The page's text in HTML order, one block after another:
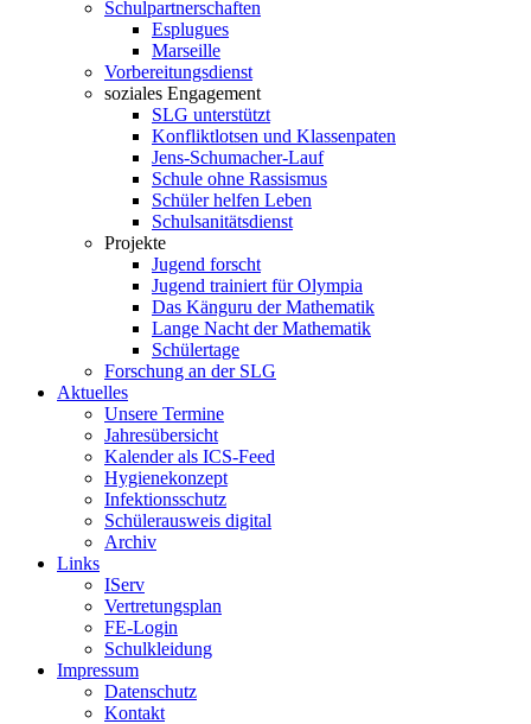
Schulpartnerschaften
Esplugues
Marseille
Vorbereitungsdienst
soziales Engagement
SLG unterstützt
Konfliktlotsen und Klassenpaten
Jens-Schumacher-Lauf
Schule ohne Rassismus
Schüler helfen Leben
Schulsanitätsdienst
Projekte
Jugend forscht
Jugend trainiert für Olympia
Das Känguru der Mathematik
Lange Nacht der Mathematik
Schülertage
Forschung an der SLG
Aktuelles
Unsere Termine
Jahresübersicht
Kalender als ICS-Feed
Hygienekonzept
Infektionsschutz
Schülerausweis digital
Archiv
Links
IServ
Vertretungsplan
FE-Login
Schulkleidung
Impressum
Datenschutz
Kontakt